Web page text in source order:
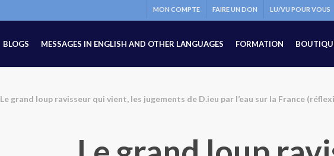
MON COMPTE FAIRE UN DON LU/VU POUR VOUS
BLOGS MESSAGES IN ENGLISH AND OTHER LANGUAGES FORMATION
Le grand loup ravisseur qui vient, les jugements de D.ieu par l’eau sur la France